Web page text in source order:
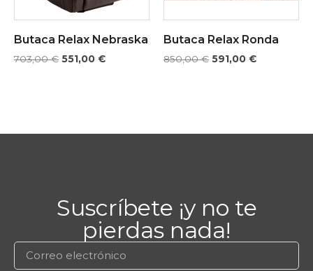
Butaca Relax Nebraska
703,00€ 551,00 €
Butaca Relax Ronda
850,00€ 591,00 €
Suscríbete ¡y no te
pierdas nada!